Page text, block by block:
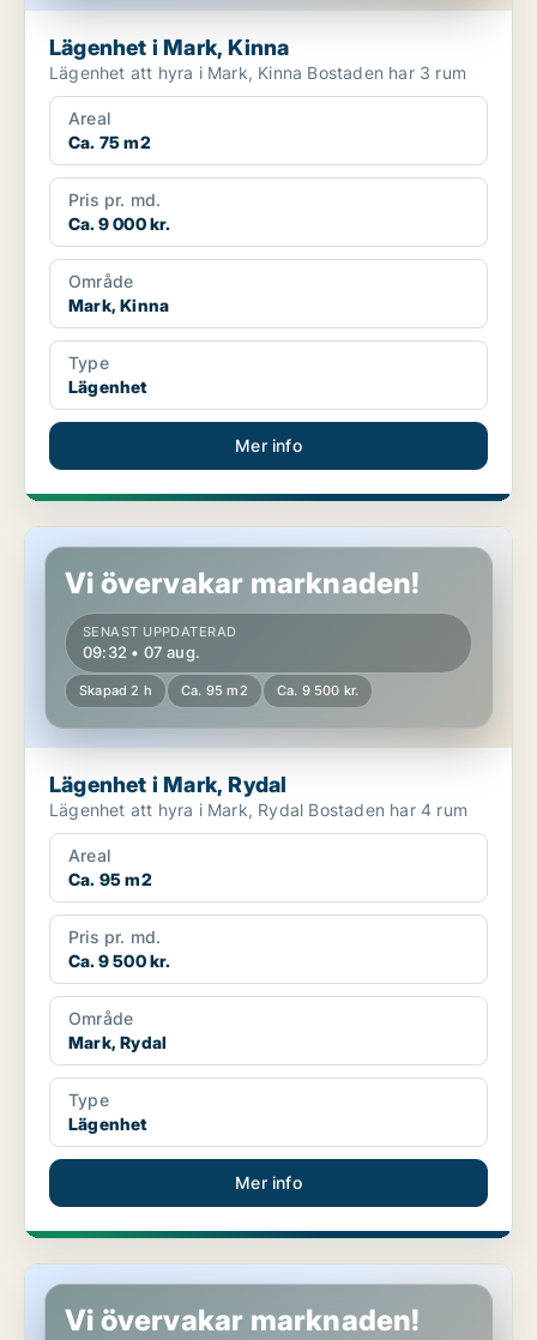
Lägenhet i Mark, Kinna
Lägenhet att hyra i Mark, Kinna Bostaden har 3 rum
Areal
Ca. 75 m2
Pris pr. md.
Ca. 9 000 kr.
Område
Mark, Kinna
Type
Lägenhet
Mer info
Lägenhet i Mark, Rydal
Vi övervakar marknaden!
SENAST UPPDATERAD
09:32 • 07 aug.
Skapad 2 h Ca. 95 m2 Ca. 9 500 kr.
Lägenhet i Mark, Rydal
Lägenhet att hyra i Mark, Rydal Bostaden har 4 rum
Areal
Ca. 95 m2
Pris pr. md.
Ca. 9 500 kr.
Område
Mark, Rydal
Type
Lägenhet
Mer info
Lägenhet i Mark, Kinna
Vi övervakar marknaden!